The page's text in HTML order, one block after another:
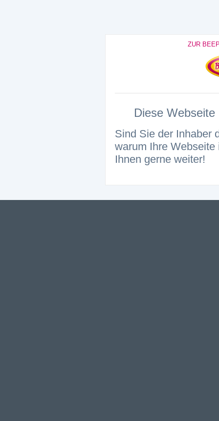
ZUR
Diese
Sind Sie der Inhaber
warum Ihre
Ihnen gerne weiter!